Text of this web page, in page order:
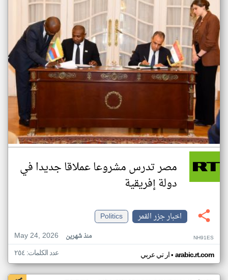
مصر تدرس مشروعا عملاقا جديدا في
دولة إفريقية
اخبار جزر القمر
Politics
May 24, 2026
منذ شهرين NH91ES
ار تي عربي• arabic.rt.com عدد الكلمات: ٢٥٤